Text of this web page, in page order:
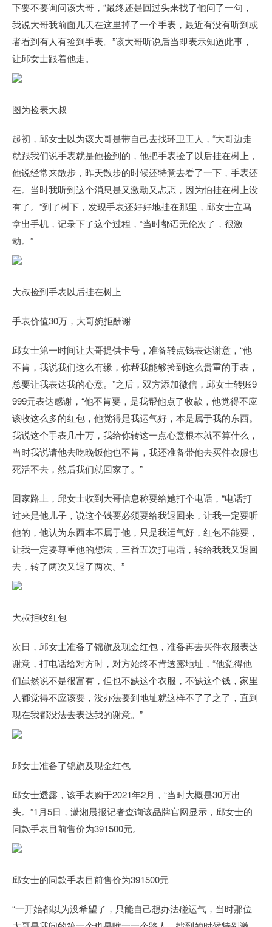
下要不要询问该大哥，“最终还是回过头来找了他问了一句，
我说大哥我前面几天在这里掉了一个手表，最近有没有听到或
者看到有人有捡到手表。”该大哥听说后当即表示知道此事，
让邱女士跟着他走。
图为捡表大叔
起初，邱女士以为该大哥是带自己去找环卫工人，“大哥边走
就跟我们说手表就是他捡到的，他把手表捡了以后挂在树上，
他说经常来散步，昨天散步的时候还特意去看了一下，手表还
在。当时我听到这个消息是又激动又忐忑，因为怕挂在树上没
有了。”到了树下，发现手表还好好地挂在那里，邱女士立马
拿出手机，记录下了这个过程，“当时都语无伦次了，很激
动。”
大叔捡到手表以后挂在树上
手表价值30万，大哥婉拒酬谢
邱女士第一时间让大哥提供卡号，准备转点钱表达谢意，“他
不肯，我说我们这么有缘，你帮我能够捡到这么贵重的手表，
总要让我表达我的心意。”之后，双方添加微信，邱女士转账9
999元表达感谢，“他不肯要，是我帮他点了收款，他觉得不应
该收这么多的红包，他觉得是我运气好，本是属于我的东西。
我说这个手表几十万，我给你转这一点心意根本就不算什么，
当时我说请他去吃晚饭他也不肯，我还准备带他去买件衣服也
死活不去，然后我们就回家了。”
回家路上，邱女士收到大哥信息称要给她打个电话，“电话打
过来是他儿子，说这个钱要必须要给我退回来，让我一定要听
他的，他认为东西本不属于他，只是我运气好，红包不能要，
让我一定要尊重他的想法，三番五次打电话，转给我我又退回
去，转了两次又退了两次。”
大叔拒收红包
次日，邱女士准备了锦旗及现金红包，准备再去买件衣服表达
谢意，打电话给对方时，对方始终不肯透露地址，“他觉得他
们虽然说不是很富有，但也不缺这个衣服，不缺这个钱，家里
人都觉得不应该要，没办法要到地址就这样不了了之了，直到
现在我都没法去表达我的谢意。”
邱女士准备了锦旗及现金红包
邱女士透露，该手表购于2021年2月，“当时大概是30万出
头。”1月5日，潇湘晨报记者查询该品牌官网显示，邱女士的
同款手表目前售价为391500元。
邱女士的同款手表目前售价为391500元
“一开始都以为没希望了，只能自己想办法碰运气，当时那位